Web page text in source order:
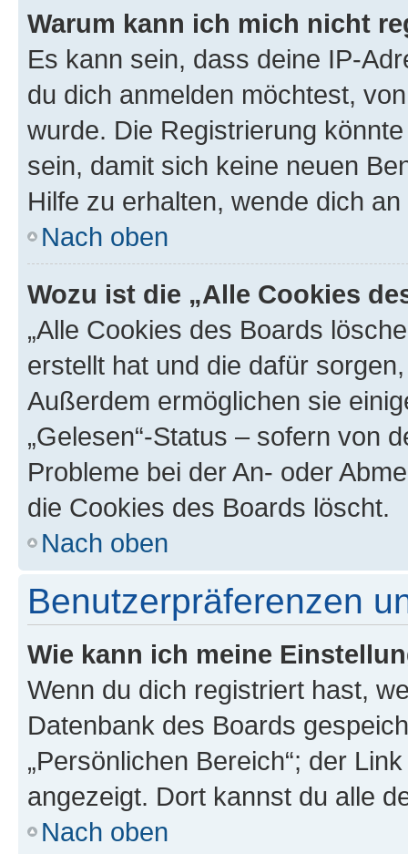
Warum kann ich mich nicht
Es kann sein, dass deine IP-
du dich anmelden möchtest,
wurde. Die Registrierung
sein, damit sich keine neuen
Hilfe zu erhalten, wende dich
Nach oben
Wozu ist die „Alle Cookies
„Alle Cookies des Boards
erstellt hat und die dafür
Außerdem ermöglichen sie
„Gelesen“-Status – sofern von
Probleme bei der An- oder
die Cookies des Boards löscht.
Nach oben
Benutzerpräferenzen
Wie kann ich meine
Wenn du dich registriert hast,
Datenbank des Boards
„Persönlichen Bereich“; der
angezeigt. Dort kannst du alle
Nach oben